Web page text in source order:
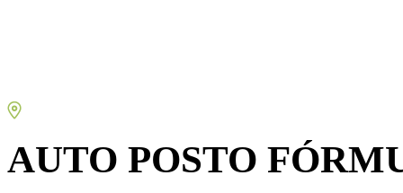
AUTO POSTO